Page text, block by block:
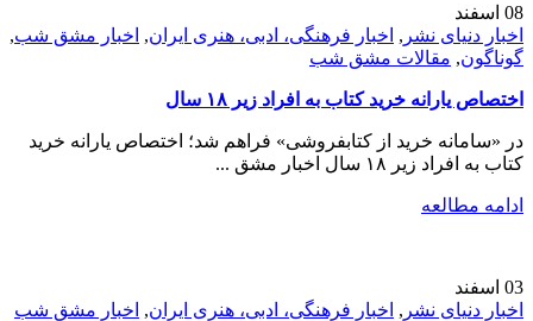
08 اسفند
اخبار دنیای نشر , اخبار فرهنگی، ادبی، هنری ایران, اخبار مشق شب,
گوناگون, مقالات مشق شب
اختصاص یارانه خرید کتاب به افراد زیر ۱۸ سال
در «سامانه خرید از کتابفروشی» فراهم شد؛ اختصاص یارانه خرید
کتاب به افراد زیر ۱۸ سال اخبار مشق ...
ادامه مطالعه
03 اسفند
اخبار دنیای نشر , اخبار فرهنگی، ادبی، هنری ایران, اخبار مشق شب